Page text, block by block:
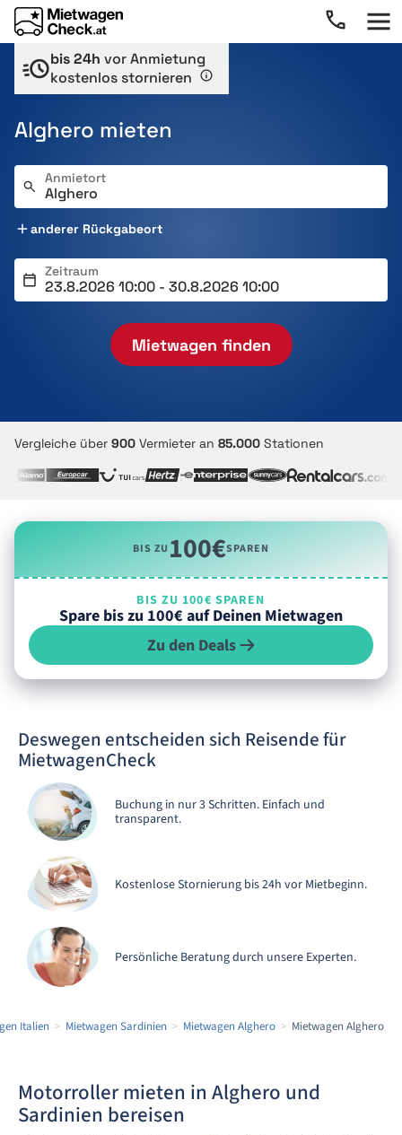
bis 24h vor Anmietung
kostenlos stornieren
Alghero mieten
Anmietort
anderer Rückgabeort
Zeitraum
Mietwagen finden
Vergleiche über 900 Vermieter an 85.000 Stationen
BIS ZU100€SPAREN
BIS ZU 100€ SPAREN
Spare bis zu 100€ auf Deinen Mietwagen
Zu den Deals
Deswegen entscheiden sich Reisende für
MietwagenCheck
Buchung in nur 3 Schritten. Einfach und
transparent.
Kostenlose Stornierung bis 24h vor Mietbeginn.
Persönliche Beratung durch unsere Experten.
Italien Mietwagen Sardinien Mietwagen Alghero Mietwagen Alghero
Motorroller mieten in Alghero und
Sardinien bereisen